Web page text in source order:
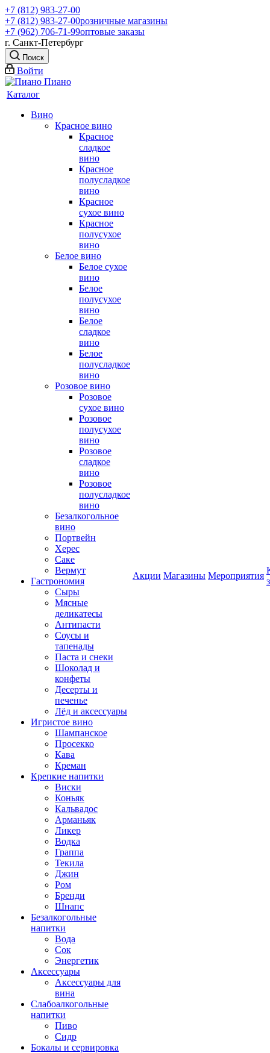
+7 (812) 983-27-00
+7 (812) 983-27-00розничные магазины
+7 (962) 706-71-99оптовые заказы
г. Санкт-Петербург
Поиск
Войти
Каталог
Вино
Красное вино
Красное
сладкое
вино
Красное
полусладкое
вино
Красное
сухое вино
Красное
полусухое
вино
Белое вино
Белое сухое
вино
Белое
полусухое
вино
Белое
сладкое
вино
Белое
полусладкое
вино
Розовое вино
Розовое
сухое вино
Розовое
полусухое
вино
Розовое
сладкое
вино
Розовое
полусладкое
вино
Безалкогольное
вино
Портвейн
Херес
Саке
Вермут
Гастрономия
Сыры
Мясные
деликатесы
Антипасти
Соусы и
тапенады
Паста и снеки
Шоколад и
конфеты
Десерты и
печенье
Лёд и аксессуары
Игристое вино
Шампанское
Просекко
Кава
Креман
Крепкие напитки
Виски
Коньяк
Кальвадос
Арманьяк
Ликер
Водка
Граппа
Текила
Джин
Ром
Бренди
Шнапс
Безалкогольные
напитки
Вода
Сок
Энергетик
Аксессуары
Аксессуары для
вина
Слабоалкогольные
напитки
Пиво
Сидр
Бокалы и сервировка
Акции Магазины Мероприятия